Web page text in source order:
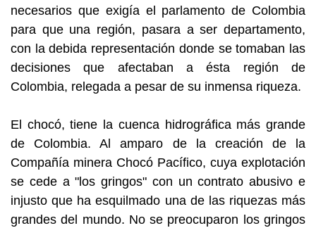
necesarios que exigía el parlamento de Colombia
para que una región, pasara a ser departamento,
con la debida representación donde se tomaban las
decisiones que afectaban a ésta región de
Colombia, relegada a pesar de su inmensa riqueza.
El chocó, tiene la cuenca hidrográfica más grande
de Colombia. Al amparo de la creación de la
Compañía minera Chocó Pacífico, cuya explotación
se cede a "los gringos" con un contrato abusivo e
injusto que ha esquilmado una de las riquezas más
grandes del mundo. No se preocuparon los gringos